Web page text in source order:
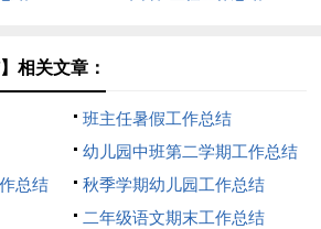
相关文章：
班主任暑假工作总结
幼儿园中班第二学期工作总结
总结
秋季学期幼儿园工作总结
二年级语文期末工作总结